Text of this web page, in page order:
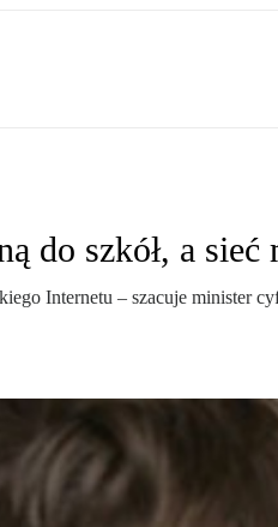
do szkół, a sieć
Internetu – szacuje